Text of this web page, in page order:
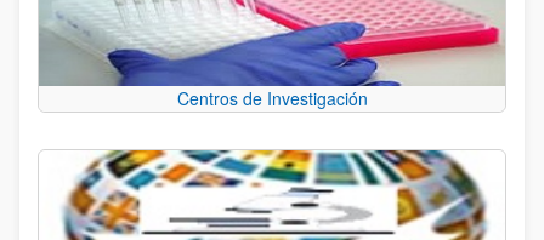
Centros de Investigación